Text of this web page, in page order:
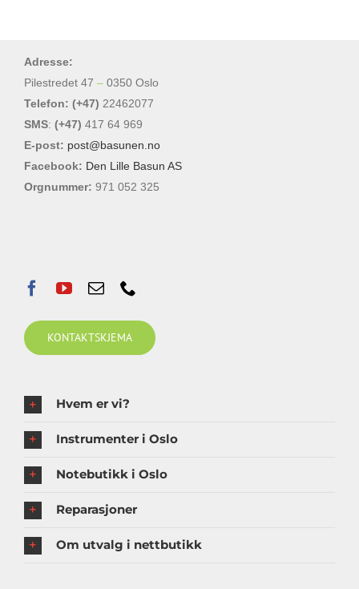
Adresse:
Pilestredet 47 – 0350 Oslo
Telefon: (+47) 22462077
SMS: (+47) 417 64 969
E-post: post@basunen.no
Facebook: Den Lille Basun AS
Orgnummer: 971 052 325
KONTAKTSKJEMA
Hvem er vi?
Instrumenter i Oslo
Notebutikk i Oslo
Reparasjoner
Om utvalg i nettbutikk